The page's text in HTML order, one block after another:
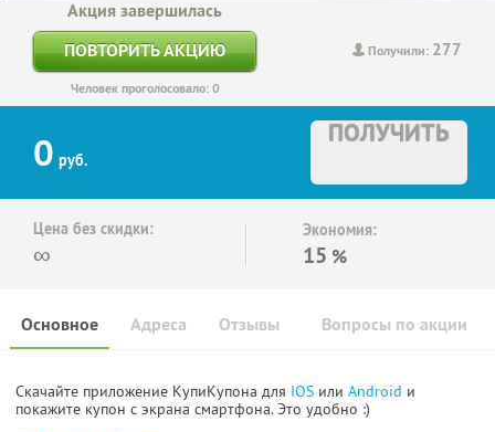
Получили: 277
Акция завершилась
ПОВТОРИТЬ АКЦИЮ
Человек проголосовало: 0
0 руб.
ПОЛУЧИТЬ
Цена без скидки:
∞
Экономия:
15 %
Основное Отзывы Вопросы по акции
Адреса
Скачайте приложение КупиКупона для IOS или Android и
покажите купон с экрана смартфона. Это удобно :)